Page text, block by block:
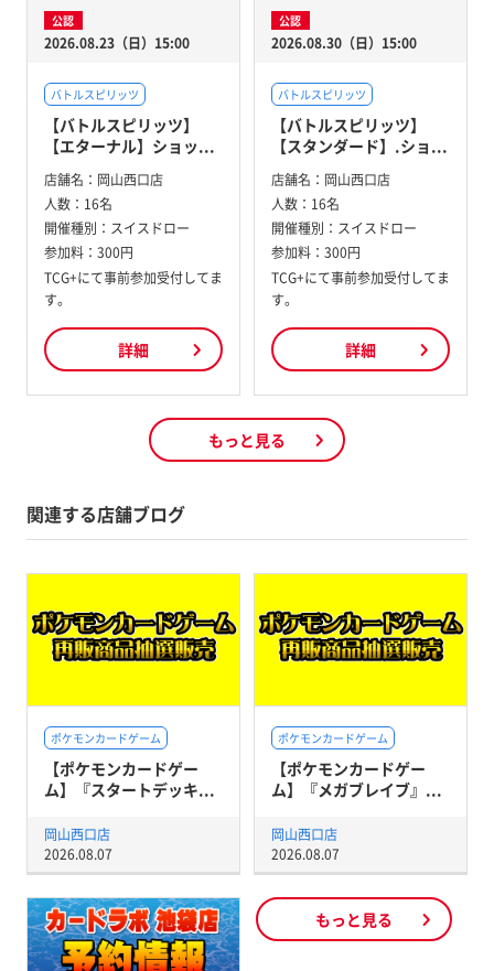
公認
2026.08.23（日）15:00
バトルスピリッツ
【バトルスピリッツ】
【エターナル】ショッ...
店舗名： 岡山西口店
人数： 16名
開催種別： スイスドロー
参加料： 300円
TCG+にて事前参加受付してま
す。
詳細
公認
2026.08.30（日）15:00
バトルスピリッツ
【バトルスピリッツ】
【スタンダード】.ショ...
店舗名： 岡山西口店
人数： 16名
開催種別： スイスドロー
参加料： 300円
TCG+にて事前参加受付してま
す。
詳細
もっと見る
関連する店舗ブログ
ポケモンカードゲーム
【ポケモンカードゲー
ム】『スタートデッキ...
岡山西口店
2026.08.07
ポケモンカードゲーム
【ポケモンカードゲー
ム】『メガブレイブ』...
岡山西口店
2026.08.07
もっと見る